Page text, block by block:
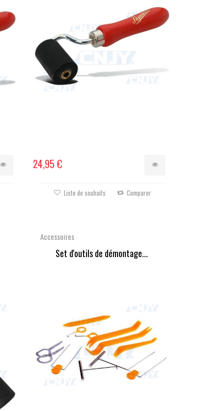
24,95 €
Liste de souhaits Comparer
Accessoires
Set d'outils de démontage...